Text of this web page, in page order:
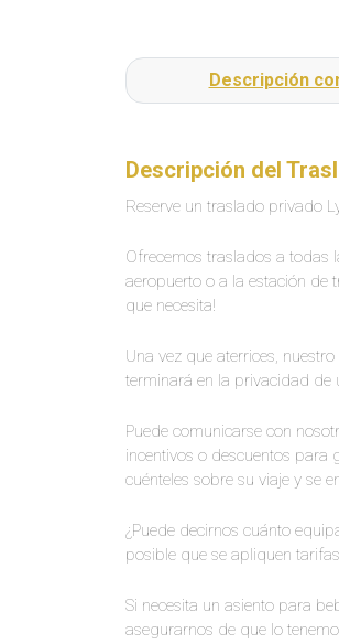
Descripción
Descripción del
Reserve un traslado privado
Ofrecemos traslados a todas
aeropuerto o a la estación de
que necesita!
Una vez que aterrices,
terminará en la privacidad de
Puede comunicarse con
incentivos o descuentos para
cuénteles sobre su viaje y se
¿Puede decirnos cuánto
posible que se apliquen
Si necesita un asiento para
asegurarnos de que lo